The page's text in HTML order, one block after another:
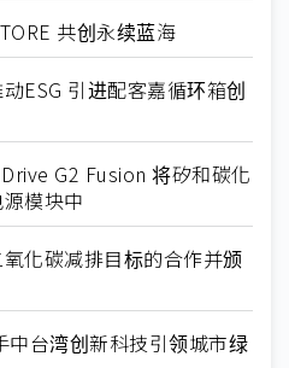
共创永续蓝海
ESG 引进配客嘉循环箱创
G2 Fusion 将矽和碳化
模块中
化碳减排目标的合作并颁
中台湾创新科技引领城市绿